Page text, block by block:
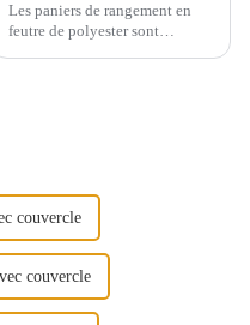
Les paniers de rangement en
feutre de polyester sont
couvercle
couvercle